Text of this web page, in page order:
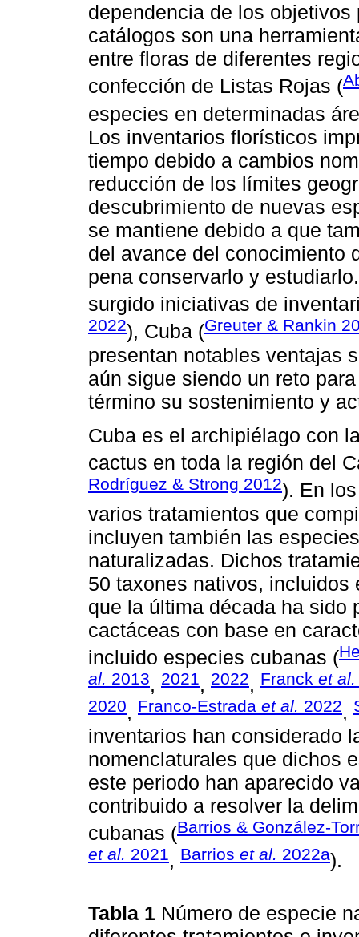
dependencia de los objetivos
catálogos son una
entre floras de diferentes
confección de Listas Rojas (
especies en determinadas
Los inventarios florísticos
tiempo debido a cambios
reducción de los límites
descubrimiento de nuevas
se mantiene debido a que
del avance del conocimiento
pena conservarlo y
surgido iniciativas de
2022), Cuba (Greuter & Rankin
presentan notables ventajas
aún sigue siendo un reto
término su sostenimiento y
Cuba es el archipiélago con
cactus en toda la región del
Rodríguez & Strong 2012). En
varios tratamientos que
incluyen también las
naturalizadas. Dichos
50 taxones nativos, incluidos
que la última década ha sido
cactáceas con base en
incluido especies cubanas (
al. 2013, 2021, 2022, Franck et al.
2020, Franco-Estrada et al. 2022,
inventarios han considerado
nomenclaturales que dichos
este periodo han aparecido
contribuido a resolver la
cubanas (Barrios & González-
et al. 2021, Barrios et al. 2022a).
Tabla 1 Número de especie